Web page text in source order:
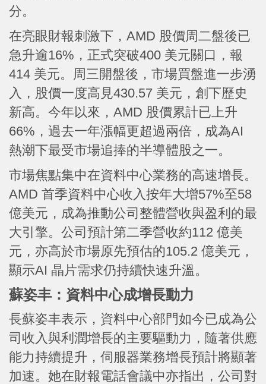
分。
在亮眼財報刺激下，AMD 股價周二盤後已
急升逾16%，正式突破400 美元關口，報
414 美元。周三開盤後，市場買盤進一步湧
入，股價一度高見430.57 美元，創下歷史
新高。今年以來，AMD 股價累計已上升
66%，過去一年漲幅更超過兩倍，成為AI
熱潮下最受市場追捧的半導體股之一。
市場焦點集中在資料中心業務的高速增長。
AMD 首季資料中心收入按年大增57%至58
億美元，成為推動公司整體營收與盈利的最
大引擎。公司預計第二季營收約112 億美
元，亦高於市場原先預估的105.2 億美元，
顯示AI 晶片需求仍持續快速升溫。
蘇姿丰：資料中心成增長動力
長蘇姿丰表示，資料中心部門如今已成為公
司收入與利潤增長的主要驅動力，隨著供應
能力持續提升，伺服器業務增長預計將顯著
加速。她在財報電話會議中亦指出，公司對